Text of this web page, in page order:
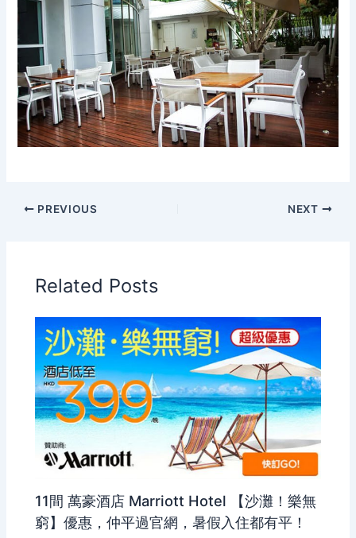
PREVIOUS NEXT
Related Posts
11間 萬豪酒店 Marriott Hotel 【沙灘！樂無
窮】優惠，仲平過官網，暑假入住都有平！